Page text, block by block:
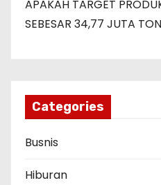
APAKAH TARGET
SEBESAR 34,77 JUTA
Categories
Busnis
Hiburan